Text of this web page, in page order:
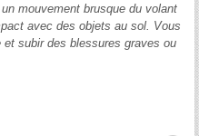
mouvement brusque du volant
avec des objets au sol. Vous
subir des blessures graves ou